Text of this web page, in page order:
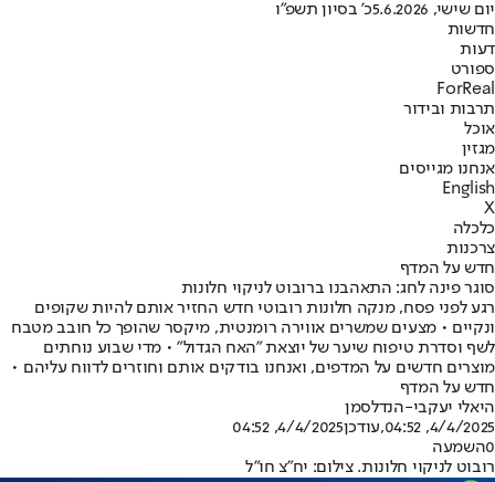
יום שישי, 5.6.2026
כ' בסיון תשפ"ו
חדשות
דעות
ספורט
ForReal
תרבות ובידור
אוכל
מגזין
אנחנו מגייסים
English
X
כלכלה
צרכנות
חדש על המדף
סוגר פינה לחג: התאהבנו ברובוט לניקוי חלונות
רגע לפני פסח, מנקה חלונות רובוטי חדש החזיר אותם להיות שקופים
ונקיים • מצעים שמשרים אווירה רומנטית, מיקסר שהופך כל חובב מטבח
לשף וסדרת טיפוח שיער של יוצאת "האח הגדול" • מדי שבוע נוחתים
מוצרים חדשים על המדפים, ואנחנו בודקים אותם וחוזרים לדווח עליהם •
חדש על המדף
היאלי יעקבי-הנדלסמן
4/4/2025, 04:52
,עודכן4/4/2025, 04:52
0השמעה
רובוט לניקוי חלונות. צילום: יח"צ חו"ל